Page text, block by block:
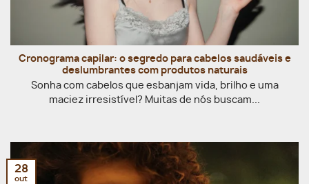
Cronograma capilar: o segredo para cabelos saudáveis e
deslumbrantes com produtos naturais
Sonha com cabelos que esbanjam vida, brilho e uma
maciez irresistível? Muitas de nós buscam...
28
out